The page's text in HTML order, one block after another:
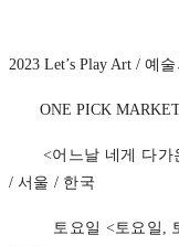
2023 Let’s Play Art / 예
ONE PICK
<어느날 네게 다가
/ 서울/ 한국
토요일<토요일 ,